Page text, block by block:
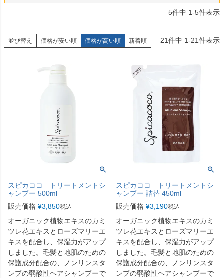
5件中 1-5件表示
並び替え 価格が安い順 価格が高い順 新着順 21件中 1-21件表示
スピカココ トリートメントシ
ャンプー 500ml
販売価格 ¥3,850税込
オーガニック植物エキスのカミ
ツレ花エキスとローズマリーエ
キスを配合し、保湿力がアップ
しました。毛髪と地肌のための
保護成分配合の、ノンリンスタ
ンプの弱酸性ヘアシャンプーで
スピカココ トリートメントシ
ャンプー 詰替 450ml
販売価格 ¥3,190税込
オーガニック植物エキスのカミ
ツレ花エキスとローズマリーエ
キスを配合し、保湿力がアップ
しました。毛髪と地肌のための
保護成分配合の、ノンリンスタ
ンプの弱酸性ヘアシャンプーで